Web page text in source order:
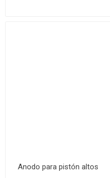
Anodo para pistón altos